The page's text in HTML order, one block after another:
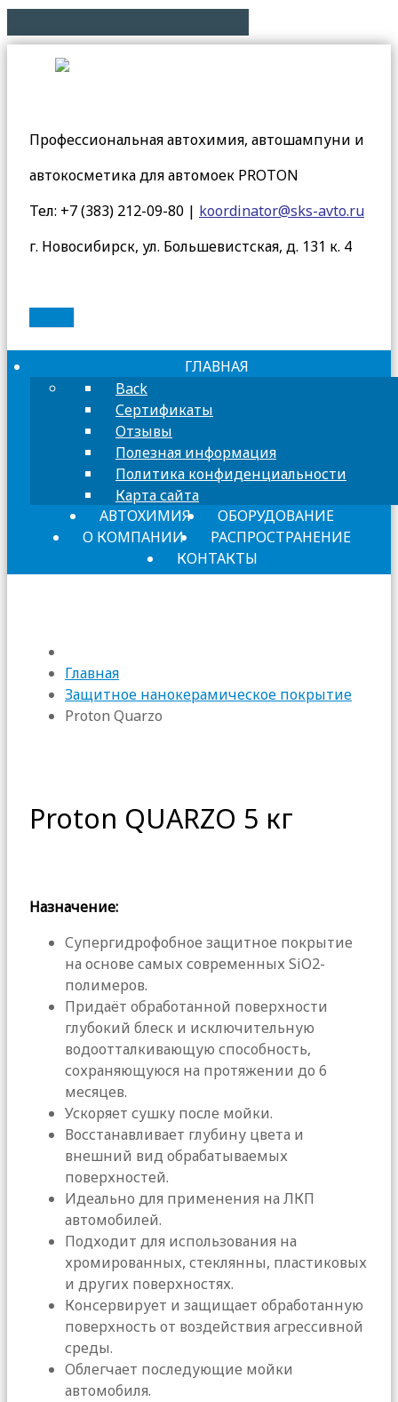
Профессиональная автохимия, автошампуни и
автокосметика для автомоек PROTON
Тел: +7 (383) 212-09-80 | koordinator@sks-avto.ru
г. Новосибирск, ул. Большевистская, д. 131 к. 4
ГЛАВНАЯ
Back
Сертификаты
Отзывы
Полезная информация
Политика конфиденциальности
Карта сайта
АВТОХИМИЯ
ОБОРУДОВАНИЕ
О КОМПАНИИ
РАСПРОСТРАНЕНИЕ
КОНТАКТЫ
Главная
Защитное нанокерамическое покрытие
Proton Quarzo
Proton QUARZO 5 кг
Назначение:
Супергидрофобное защитное покрытие
на основе самых современных SiO2-
полимеров.
Придаёт обработанной поверхности
глубокий блеск и исключительную
водоотталкивающую способность,
сохраняющуюся на протяжении до 6
месяцев.
Ускоряет сушку после мойки.
Восстанавливает глубину цвета и
внешний вид обрабатываемых
поверхностей.
Идеально для применения на ЛКП
автомобилей.
Подходит для использования на
хромированных, стеклянны, пластиковых
и других поверхностях.
Консервирует и защищает обработанную
поверхность от воздействия агрессивной
среды.
Облегчает последующие мойки
автомобиля.